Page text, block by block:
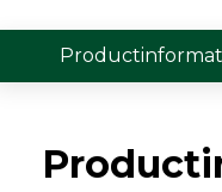
Akoestische camera's
Accessoires
Luchtkwaliteit